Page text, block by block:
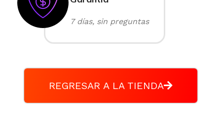
7 días, sin preguntas
REGRESAR A LA TIENDA